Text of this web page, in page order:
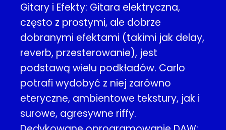
Gitary i Efekty: Gitara elektryczna,
często z prostymi, ale dobrze
dobranymi efektami (takimi jak delay,
reverb, przesterowanie), jest
podstawą wielu podkładów. Carlo
potrafi wydobyć z niej zarówno
eteryczne, ambientowe tekstury, jak i
surowe, agresywne riffy.